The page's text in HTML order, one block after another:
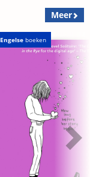
Meer
Engelse boeken